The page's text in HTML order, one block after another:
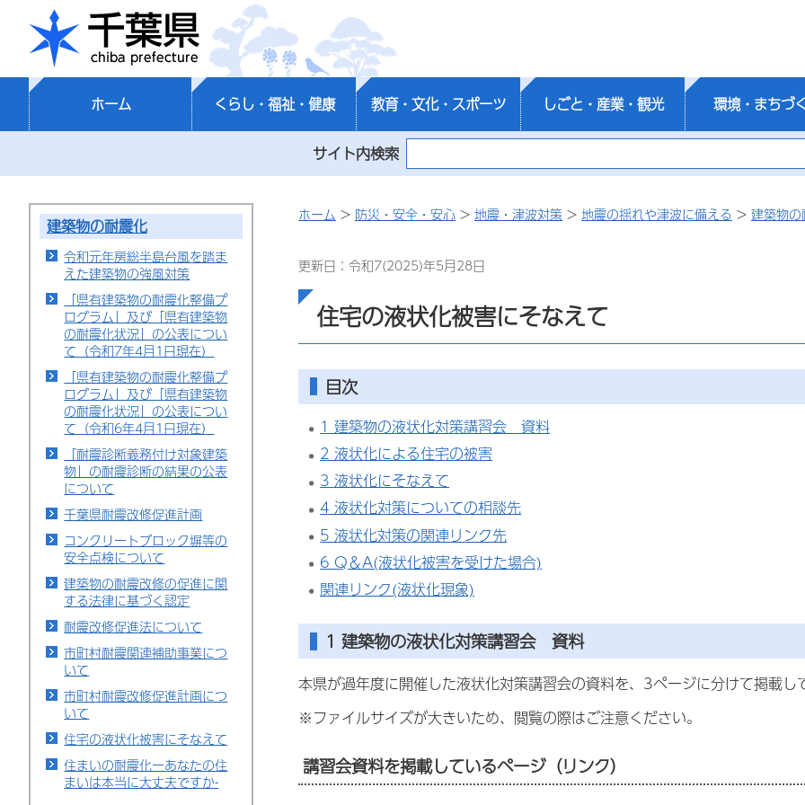
千葉県
ホーム くらし・福祉・健康 教育・文化・スポーツ しごと・産業・観光 環境・まちづ
サイト内検索
建築物の耐震化
令和元年房総半島台風を踏ま
えた建築物の強風対策
「県有建築物の耐震化整備プ
ログラム」及び「県有建築物
の耐震化状況」の公表につい
て（令和7年4月1日現在）
「県有建築物の耐震化整備プ
ログラム」及び「県有建築物
の耐震化状況」の公表につい
て（令和6年4月1日現在）
「耐震診断義務付け対象建築
物」の耐震診断の結果の公表
について
千葉県耐震改修促進計画
コンクリートブロック塀等の
安全点検について
建築物の耐震改修の促進に関
する法律に基づく認定
耐震改修促進法について
市町村耐震関連補助事業につ
いて
市町村耐震改修促進計画につ
いて
住宅の液状化被害にそなえて
住まいの耐震化ーあなたの住
まいは本当に大丈夫ですか-
ホーム > 防災・安全・安心 > 地震・津波対策 > 地震の揺れや津波に備える > 建築物
更新日：令和7(2025)年5月28日
住宅の液状化被害にそなえて
目次
1 建築物の液状化対策講習会 資料
2 液状化による住宅の被害
3 液状化にそなえて
4 液状化対策についての相談先
5 液状化対策の関連リンク先
6 Q＆A(液状化被害を受けた場合)
関連リンク(液状化現象)
1 建築物の液状化対策講習会 資料
本県が過年度に開催した液状化対策講習会の資料を、3ページに分けて掲載し
※ファイルサイズが大きいため、閲覧の際はご注意ください。
講習会資料を掲載しているページ（リンク）